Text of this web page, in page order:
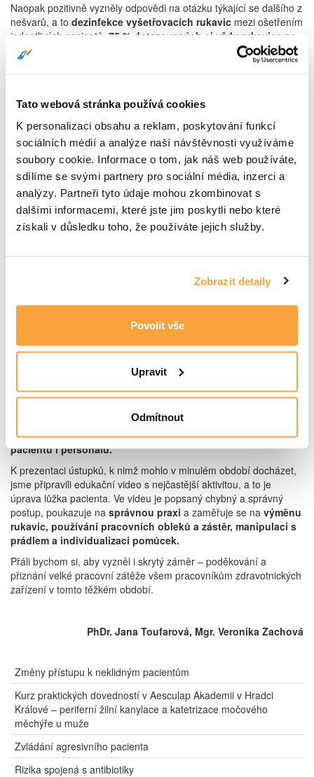
Tato webová stránka používá cookies
K personalizaci obsahu a reklam, poskytování funkcí
sociálních médií a analýze naší návštěvnosti využíváme
soubory cookie. Informace o tom, jak náš web používáte,
sdílíme se svými partnery pro sociální média, inzerci a
analýzy. Partneři tyto údaje mohou zkombinovat s
dalšími informacemi, které jste jim poskytli nebo které
získali v důsledku toho, že používáte jejich služby.
Zobrazit detaily
Povolit vše
Upravit
Odmítnout
Naopak pozitivně vyzněly odpovědi na otázku týkající se dalšího z
nešvarů, a to dezinfekce vyšetřovacích rukavic mezi ošetřením
jednotlivých pacientů. 75 % dotazovaných si vždy rukavice po
použití vyměnilo,
dezinfikovali a
někdy
zaměřena na hledání pozitiv.„Mohl nám covid-19 otevřít nové
Díky odpovědi 91 % respondentů, kteří uvedli, že
standardně používají uzavřené systémy např. pro odsávání z
dýchacích cest či odběrové soupravy, se dá říct, že úroveň péče
a bariérového režimu je na mnohých pracovištích zajištěna
moderními prvky a pomůckami standardně
, protože jen 5 %
účastníků uvedlo, že se staly přínosem právě díky pandemii.
Zachování bariérového režimu bylo spojeno v mnohých
případech s přestavbami či úpravami k zajištění filtru a oddělení
jednotlivých zón pracovišť, což vedlo k omezenímožnosti
mezi zónami vysílačky nebo centrální telefony. Stejný počet
dotazovaných tyto prostředky neměl k dispozici a při komunikaci
docházelo k porušení bariéry otevřením dveří, což lze považovat
respondentů sice nemělo náhradní komunikační systémy, ale
vždy dodrželi bariérový režim oddělených zón pracovišť. Dá se
tedy říct, že 64 % respondentů v této oblasti zachovávalo
Našim cílem bylo uvědomit si společně s účastníky workshopu, že
nedokonalostem v poskytování ošetřovatelské péče a
abychom se vrátili ke standardním postupům ochrany
pacientů i personálu.
K prezentaci ústupků, k nimž mohlo v minulém období docházet,
jsme připravili edukační video s nejčastější aktivitou, a to je
úprava lůžka pacienta. Ve videu je popsaný chybný a správný
postup, poukazuje na správnou praxi a zaměřuje se na výměnu
rukavic, používání pracovních obleků a zástěr, manipulaci s
prádlem a individualizaci pomůcek.
Přáli bychom si, aby vyzněl i skrytý záměr – poděkování a
přiznání velké pracovní zátěže všem pracovníkům zdravotnických
zařízení v tomto těžkém období.
PhDr. Jana Toufarová, Mgr. Veronika Zachová
Změny přístupu k neklidným pacientům
Kurz praktických dovedností v Aesculap Akademii v Hradci
Králové – periferní žilní kanylace a katetrizace močového
měchýře u muže
Zvládání agresivního pacienta
Rizika spojená s antibiotiky